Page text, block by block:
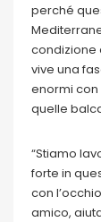
perché
condizione
vive una
enormi
quelle
“Stiamo
forte in
con
amico,